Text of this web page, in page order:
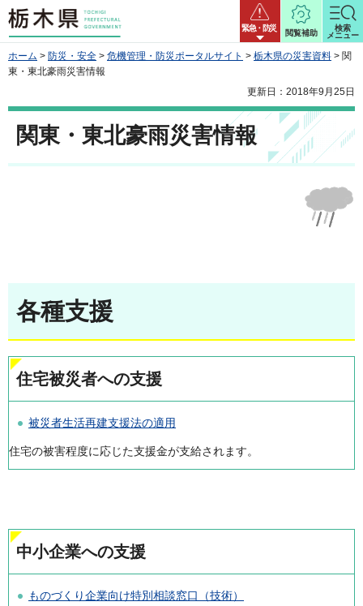
栃木県 緊急・防災
閲覧補助
検索
メニュー
ホーム > 防災・安全 > 危機管理・防災ポータルサイト > 栃木県の災害資料 > 関
東・東北豪雨災害情報
更新日：2018年9月25日
関東・東北豪雨災害情報
各種支援
住宅被災者への支援
被災者生活再建支援法の適用
住宅の被害程度に応じた支援金が支給されます。
中小企業への支援
ものづくり企業向け特別相談窓口（技術）